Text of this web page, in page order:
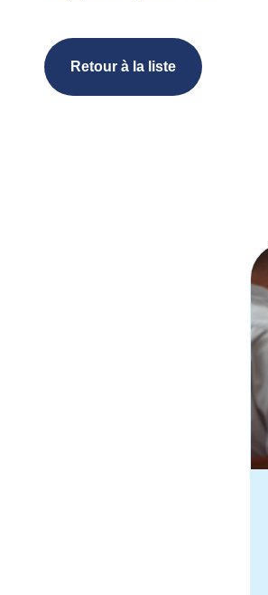
Retour à la liste